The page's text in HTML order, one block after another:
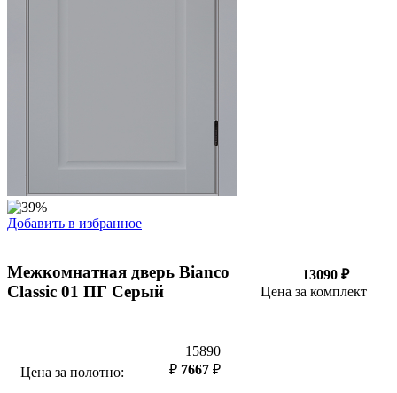
Добавить в избранное
Межкомнатная дверь Bianco
Classic 01 ПГ Серый
13090 ₽
Цена за комплект
Цена за полотно:
15890
₽ 7667 ₽